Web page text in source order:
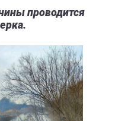
проводится